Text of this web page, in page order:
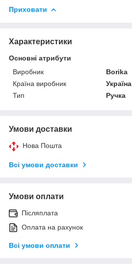
Приховати
Характеристики
Основні атрибути
Виробник
Borika
Країна виробник
Україна
Тип
Ручка
Умови доставки
Нова Пошта
Всі умови доставки
Умови оплати
Післяплата
Оплата на рахунок
Всі умови оплати